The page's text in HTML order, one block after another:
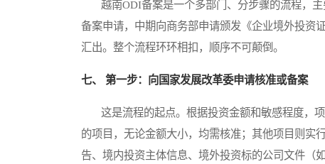
越南ODI备案是一个多部门、分步骤的流程，主
备案申请，中期向商务部申请颁发《企业境外投资
汇出。整个流程环环相扣，顺序不可颠倒。
七、 第一步：向国家发展改革委申请核准或备案
这是流程的起点。根据投资金额和敏感程度，项
的项目，无论金额大小，均需核准；其他项目则实
告、境内投资主体信息、境外投资标的公司文件（